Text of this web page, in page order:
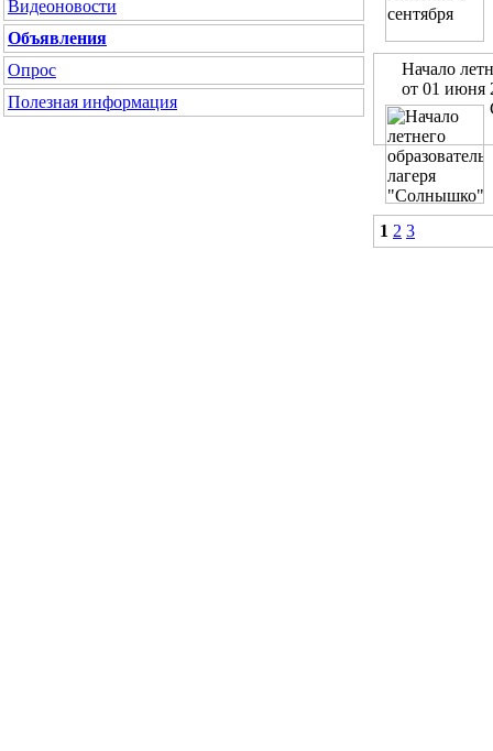
Видеоновости
Объявления
Опрос
Полезная информация
Начало
от 01 июня
1 2 3